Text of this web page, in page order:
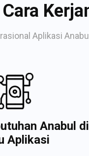
Aplikasi
Anabul di
Aplikasi